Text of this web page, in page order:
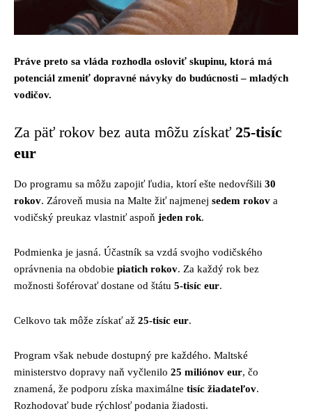
Práve preto sa vláda rozhodla osloviť skupinu, ktorá má
potenciál zmeniť dopravné návyky do budúcnosti – mladých
vodičov.
Za päť rokov bez auta môžu získať 25-tisíc
eur
Do programu sa môžu zapojiť ľudia, ktorí ešte nedovŕšili 30
rokov. Zároveň musia na Malte žiť najmenej sedem rokov a
vodičský preukaz vlastniť aspoň jeden rok.
Podmienka je jasná. Účastník sa vzdá svojho vodičského
oprávnenia na obdobie piatich rokov. Za každý rok bez
možnosti šoférovať dostane od štátu 5-tisíc eur.
Celkovo tak môže získať až 25-tisíc eur.
Program však nebude dostupný pre každého. Maltské
ministerstvo dopravy naň vyčlenilo 25 miliónov eur, čo
znamená, že podporu získa maximálne tisíc žiadateľov.
Rozhodovať bude rýchlosť podania žiadosti.